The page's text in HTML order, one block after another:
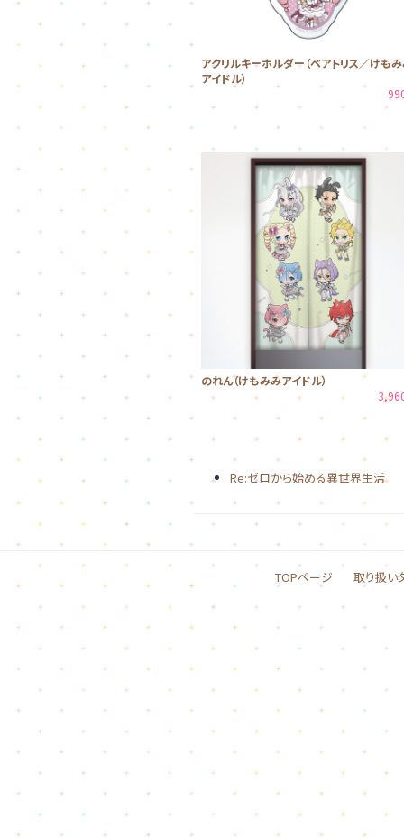
アクリルキーホルダー（ベアトリス／けも
アイドル）
のれん（けもみみアイドル）
Re:ゼロから始める異世界生活
TOPページ 取り扱い